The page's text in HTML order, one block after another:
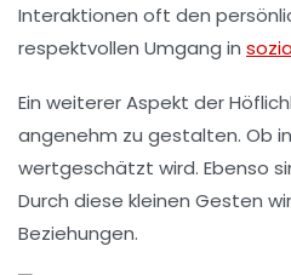
Interaktionen oft den
respektvollen Umgang in
Ein weiterer Aspekt der
angenehm zu gestalten. Ob
wertgeschätzt wird. Ebenso
Durch diese kleinen Gesten
Beziehungen.